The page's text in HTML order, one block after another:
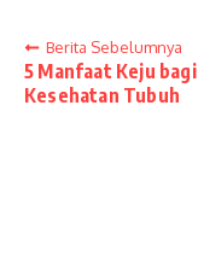
Berita Sebelumnya
5 Manfaat Keju bagi
Kesehatan Tubuh